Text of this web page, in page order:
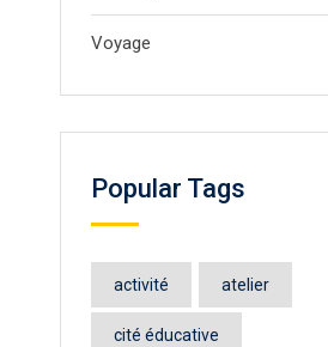
Voyage
Popular Tags
activité atelier
cité éducative